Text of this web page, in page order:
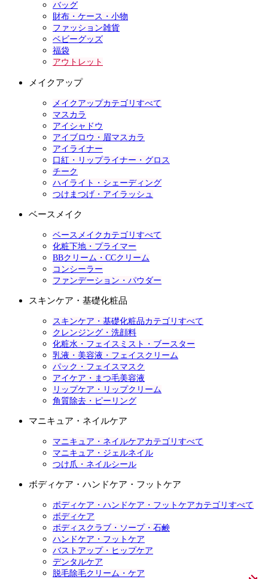
バッグ
財布・ケース・小物
ファッション雑貨
ベビーグッズ
福袋
アウトレット
メイクアップ
メイクアップカテゴリすべて
マスカラ
アイシャドウ
アイブロウ・眉マスカラ
アイライナー
口紅・リップライナー・グロス
チーク
ハイライト・シェーディング
つけまつげ・アイラッシュ
ベースメイク
ベースメイクカテゴリすべて
化粧下地・プライマー
BBクリーム・CCクリーム
コンシーラー
ファンデーション・パウダー
スキンケア・基礎化粧品
スキンケア・基礎化粧品カテゴリすべて
クレンジング・洗顔料
化粧水・フェイスミスト・ブースター
乳液・美容液・フェイスクリーム
パック・フェイスマスク
アイケア・まつ毛美容液
リップケア・リップクリーム
角質除去・ピーリング
マニキュア・ネイルケア
マニキュア・ネイルケアカテゴリすべて
マニキュア・ジェルネイル
つけ爪・ネイルシール
ボディケア・ハンドケア・フットケア
ボディケア・ハンドケア・フットケアカテゴリすべて
ボディケア
ボディスクラブ・ソープ・石鹸
ハンドケア・フットケア
バストアップ・ヒップケア
デンタルケア
脱毛除毛クリーム・ケア